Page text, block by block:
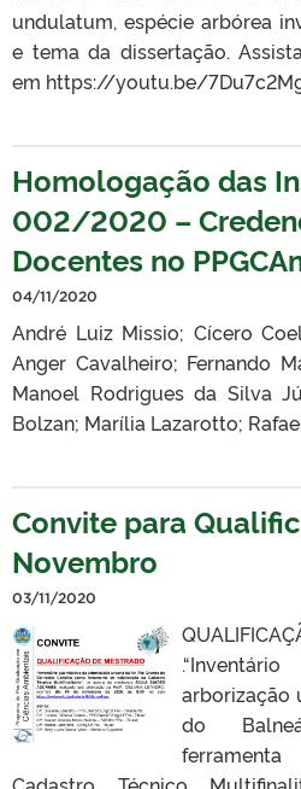
undulatum, espécie arbórea
e tema da dissertação.
em https://youtu.be/
Homologação das
002/2020 –
Docentes no
04/11/2020
André Luiz Missio; Cícero
Anger Cavalheiro; Fernando
Manoel Rodrigues da Silva
Bolzan; Marília Lazarotto;
Convite para
Novembro
03/11/2020
arborização
do
Cadastro Técnico